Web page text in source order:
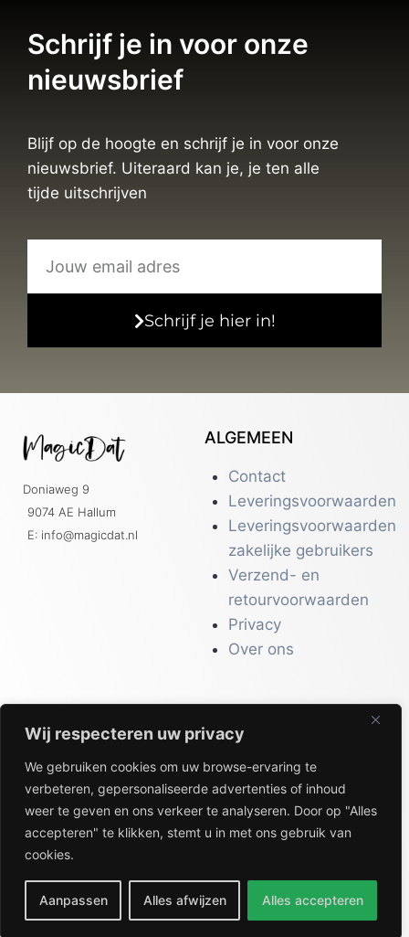
Wij respecteren uw privacy
We gebruiken cookies om uw browse-ervaring te
verbeteren, gepersonaliseerde advertenties of inhoud
weer te geven en ons verkeer te analyseren. Door op "Alles
accepteren" te klikken, stemt u in met ons gebruik van
cookies.
Aanpassen Alles afwijzen Alles accepteren
Schrijf je in voor onze
nieuwsbrief
Blijf op de hoogte en schrijf je in voor onze
nieuwsbrief. Uiteraard kan je, je ten alle
tijde uitschrijven
Schrijf je hier in!
Doniaweg 9
9074 AE Hallum
E: info@magicdat.nl
ALGEMEEN
Contact
Leveringsvoorwaarden
Leveringsvoorwaarden
zakelijke gebruikers
Verzend- en
retourvoorwaarden
Privacy
Over ons
CATALOGI
Workwear &
Veiligheid
Kantoor & Receptie
Gezondheid & Beauty
Keuken & Horeca